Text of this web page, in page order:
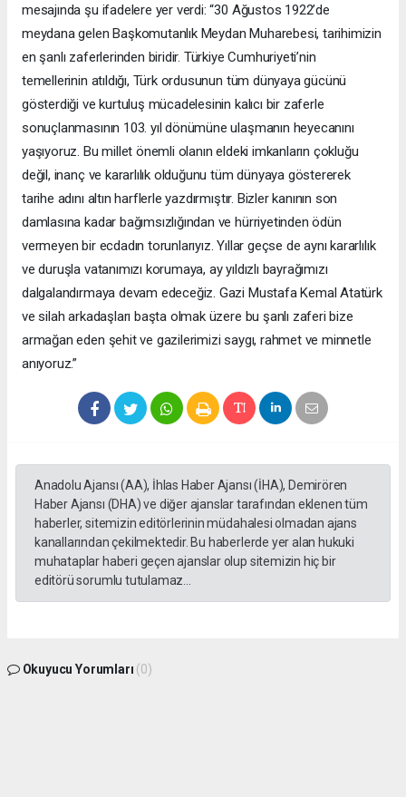
mesajında şu ifadelere yer verdi: “30 Ağustos 1922’de
meydana gelen Başkomutanlık Meydan Muharebesi, tarihimizin
en şanlı zaferlerinden biridir. Türkiye Cumhuriyeti’nin
temellerinin atıldığı, Türk ordusunun tüm dünyaya gücünü
gösterdiği ve kurtuluş mücadelesinin kalıcı bir zaferle
sonuçlanmasının 103. yıl dönümüne ulaşmanın heyecanını
yaşıyoruz. Bu millet önemli olanın eldeki imkanların çokluğu
değil, inanç ve kararlılık olduğunu tüm dünyaya göstererek
tarihe adını altın harflerle yazdırmıştır. Bizler kanının son
damlasına kadar bağımsızlığından ve hürriyetinden ödün
vermeyen bir ecdadın torunlarıyız. Yıllar geçse de aynı kararlılık
ve duruşla vatanımızı korumaya, ay yıldızlı bayrağımızı
dalgalandırmaya devam edeceğiz. Gazi Mustafa Kemal Atatürk
ve silah arkadaşları başta olmak üzere bu şanlı zaferi bize
armağan eden şehit ve gazilerimizi saygı, rahmet ve minnetle
anıyoruz.”
Anadolu Ajansı (AA), İhlas Haber Ajansı (İHA), Demirören
Haber Ajansı (DHA) ve diğer ajanslar tarafından eklenen tüm
haberler, sitemizin editörlerinin müdahalesi olmadan ajans
kanallarından çekilmektedir. Bu haberlerde yer alan hukuki
muhataplar haberi geçen ajanslar olup sitemizin hiç bir
editörü sorumlu tutulamaz...
Okuyucu Yorumları (0)